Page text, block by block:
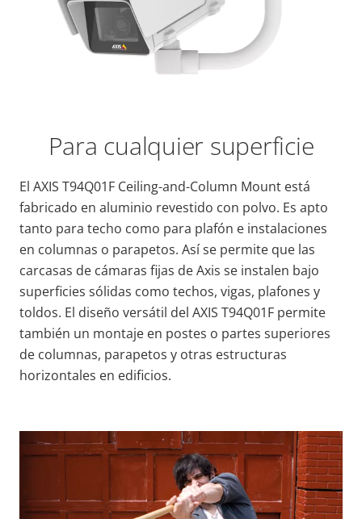
Para cualquier superficie
El AXIS T94Q01F Ceiling-and-Column Mount está
fabricado en aluminio revestido con polvo. Es apto
tanto para techo como para plafón e instalaciones
en columnas o parapetos. Así se permite que las
carcasas de cámaras fijas de Axis se instalen bajo
superficies sólidas como techos, vigas, plafones y
toldos. El diseño versátil del AXIS T94Q01F permite
también un montaje en postes o partes superiores
de columnas, parapetos y otras estructuras
horizontales en edificios.